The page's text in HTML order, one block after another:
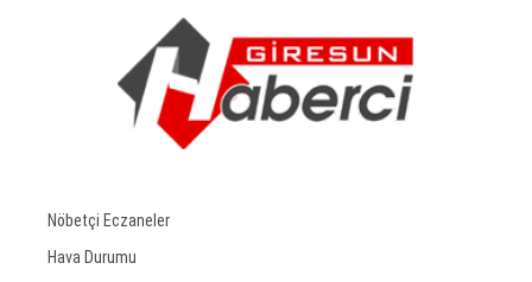
Nöbetçi Eczaneler
Hava Durumu